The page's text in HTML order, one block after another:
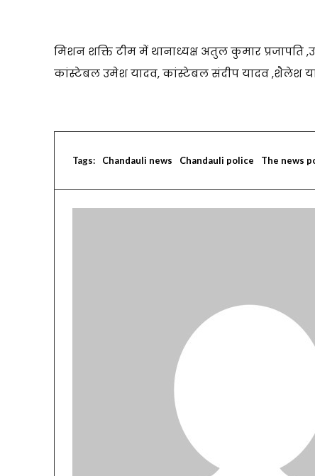
मिशन शक्ति टीम में थानाध्यक्ष अतुल कुमार प्रजापति
कांस्टेबल उमेश यादव, कांस्टेबल संदीप यादव ,शैलेश
Tags: Chandauli news Chandauli police The news